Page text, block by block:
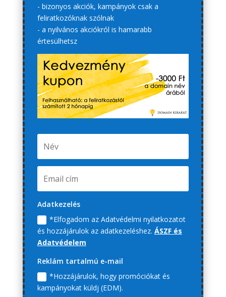
- bizonyos akciók, kampányok csak a
feliratkozóknak szólnak
- a nyilvános akciókról is hamarabb
értesülhetsz
Adatkezelés
*Elfogadom az Adatvédelmi nyilatkozatot
és hozzájárulok az adatkezeléshez. ÁSZF és
Adatvédelem
Reklám tartalmú e-mail
*Hozzájárulok, hogy promóciókat és
kampányokat küldj (EDM).